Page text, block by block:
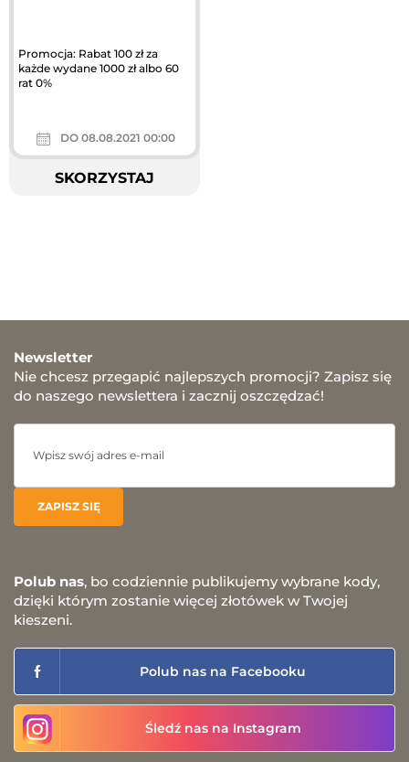
Promocja: Rabat 100 zł za
każde wydane 1000 zł albo 60
rat 0%
DO 08.08.2021 00:00
SKORZYSTAJ
Newsletter
Nie chcesz przegapić najlepszych promocji? Zapisz się
do naszego newslettera i zacznij oszczędzać!
Polub nas, bo codziennie publikujemy wybrane kody,
dzięki którym zostanie więcej złotówek w Twojej
kieszeni.
Polub nas na Facebooku
Śledź nas na Instagram